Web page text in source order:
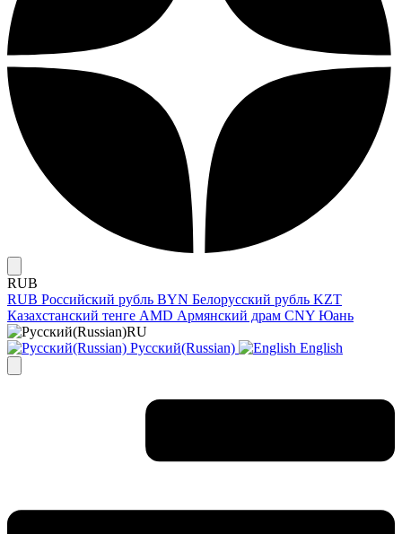
RUB
RUB Российский рубль BYN Белорусский рубль KZT
Казахстанский тенге AMD Армянский драм CNY Юань
RU
Русский(Russian)
English